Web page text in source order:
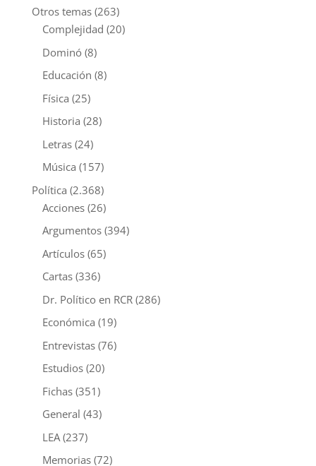
Otros temas(263)
Complejidad (20)
Dominó(8)
Educación (8)
Física (25)
Historia (28)
Letras(24)
Música (157)
Política (2.368)
Acciones(26)
Argumentos(394)
Artículos(65)
Cartas(336)
Dr. Político en RCR(286)
Económica (19)
Entrevistas(76)
Estudios(20)
Fichas(351)
General (43)
LEA(237)
Memorias(72)